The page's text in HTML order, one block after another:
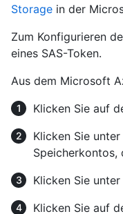
Storage in der
Zum Konfigurieren
eines SAS-Token.
Aus dem Microsoft
Klicken Sie auf
Klicken Sie
Speicherkontos,
Klicken Sie
Klicken Sie auf